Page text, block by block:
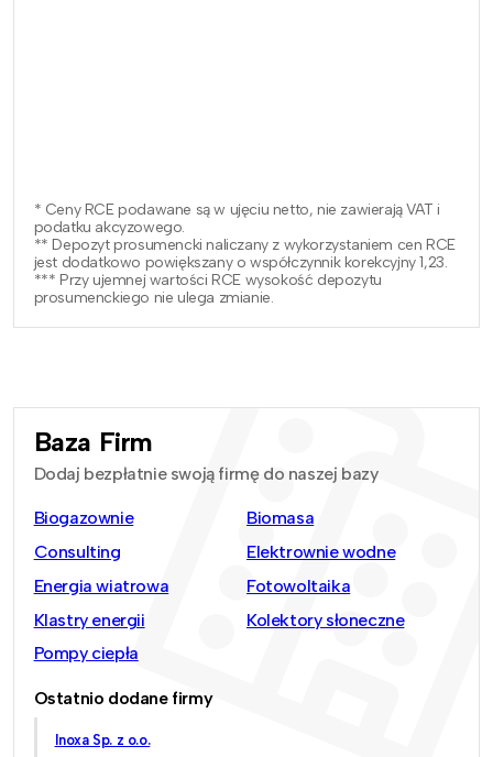
* Ceny RCE podawane są w ujęciu netto, nie zawierają VAT i
podatku akcyzowego.
** Depozyt prosumencki naliczany z wykorzystaniem cen RCE
jest dodatkowo powiększany o współczynnik korekcyjny 1,23.
*** Przy ujemnej wartości RCE wysokość depozytu
prosumenckiego nie ulega zmianie.
Baza Firm
Dodaj bezpłatnie swoją firmę do naszej bazy
Biogazownie
Biomasa
Consulting
Elektrownie wodne
Energia wiatrowa
Fotowoltaika
Klastry energii
Kolektory słoneczne
Pompy ciepła
Ostatnio dodane firmy
Inoxa Sp. z o.o.